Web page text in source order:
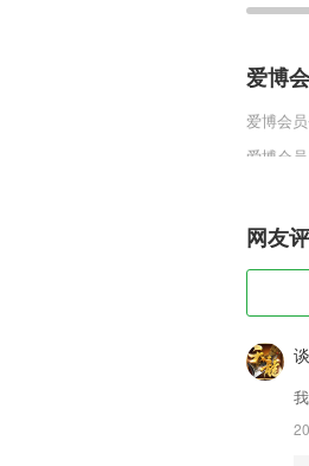
爱博
爱博会
爱博会
种紧急
爱博
2,同时
行氛围。
3,一套完
4,改变
网友